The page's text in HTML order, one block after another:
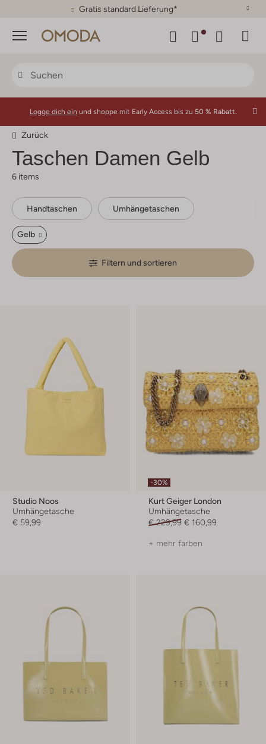
30 Tage Rückgaberecht
Menü
Logge dich ein und shoppe mit Early Access bis zu 50 % Rabatt.
Zurück
Taschen Damen Gelb
6 items
Handtaschen Umhängetaschen
Gelb
Filtern und sortieren
Studio Noos
Umhängetasche
€ 59,99
-30%
Kurt Geiger London
Umhängetasche
€ 229,99 € 160,99
+ mehr farben